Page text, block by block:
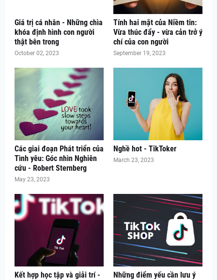
Giá trị cá nhân - Những chìa
khóa định hình con người
thật bên trong
October 02, 2023
Tính hai mặt của Niềm tin:
Vừa thúc đẩy - vừa cản trở ý
chí của con người
September 19, 2023
Các giai đoạn Phát triển của
Tình yêu: Góc nhìn Nghiên
cứu - Robert Sternberg
May 23, 2023
Nghề hot - TikToker
March 23, 2023
Kết hợp học tập và giải trí -
Những điểm yếu cần lưu ý